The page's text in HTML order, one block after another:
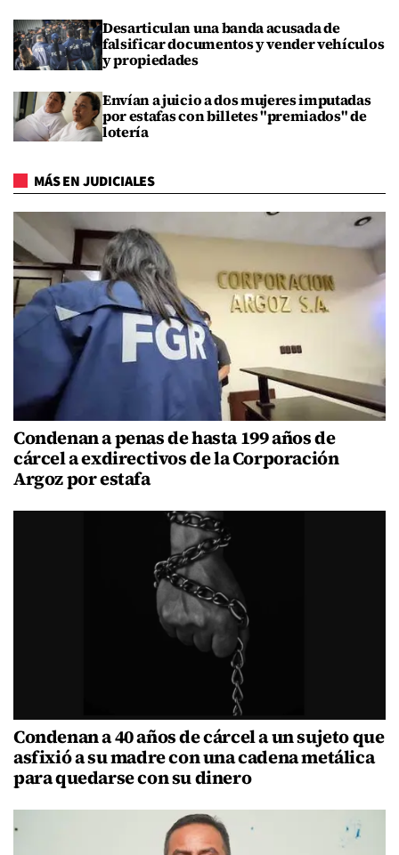
Desarticulan una banda acusada de
falsificar documentos y vender vehículos
y propiedades
Envían a juicio a dos mujeres imputadas
por estafas con billetes "premiados" de
lotería
MÁS EN JUDICIALES
Condenan a penas de hasta 199 años de
cárcel a exdirectivos de la Corporación
Argoz por estafa
Condenan a 40 años de cárcel a un sujeto que
asfixió a su madre con una cadena metálica
para quedarse con su dinero